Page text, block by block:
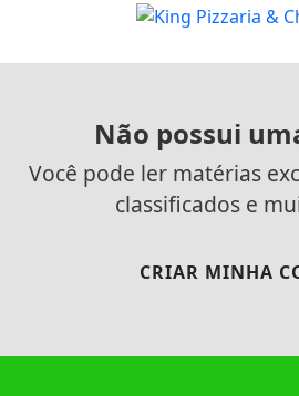
Não possui
Você pode ler matérias
classificados e
CRIAR MINHA